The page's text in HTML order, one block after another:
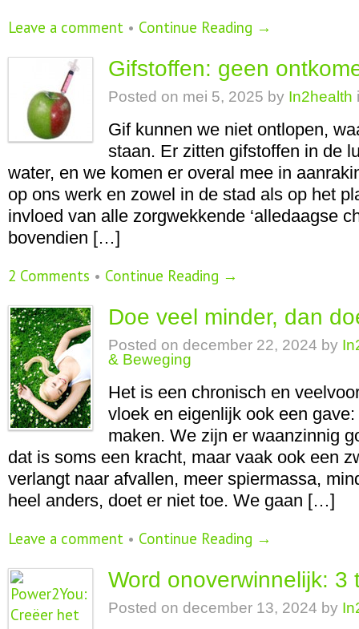
Leave a comment • Continue Reading →
Gifstoffen: geen
Posted on mei 5, 2025 by In2health
Gif kunnen we niet ontlopen,
staan. Er zitten gifstoffen in de
water, en we komen er overal mee in
op ons werk en zowel in de stad als op het
invloed van alle zorgwekkende ‘alledaagse
bovendien […]
2 Comments • Continue Reading →
Doe veel minder, dan
Posted on december 22, 2024 by
& Beweging
Het is een chronisch en
vloek en eigenlijk ook een
maken. We zijn er waanzinnig
dat is soms een kracht, maar vaak ook een
verlangt naar afvallen, meer spiermassa,
heel anders, doet er niet toe. We gaan […]
Leave a comment • Continue Reading →
Word onoverwinnelijk: 3
Posted on december 13, 2024 by